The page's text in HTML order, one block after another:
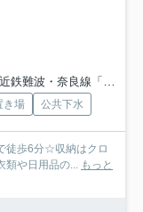
近鉄難波・奈良線「河内花園」駅 徒歩13分
き場 公共下水
徒歩6分☆収納はクロ
や日用品の...
もっと